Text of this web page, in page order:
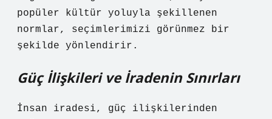
popüler kültür yoluyla şekillenen
normlar, seçimlerimizi görünmez bir
şekilde yönlendirir.
Güç İlişkileri ve İradenin Sınırları
İnsan iradesi, güç ilişkilerinden